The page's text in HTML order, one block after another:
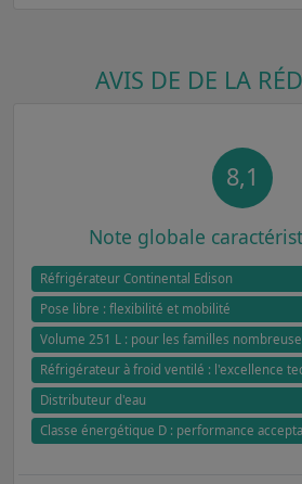
AVIS DE DE LA
8,1
Note globale
Réfrigérateur Continental Edison
Pose libre : flexibilité et mobilité
Volume 251 L : pour les familles
Réfrigérateur à froid ventilé : l'excellence
Distributeur d'eau
Classe énergétique D : performance